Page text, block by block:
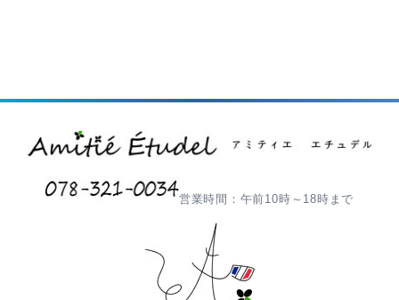
営業時間：午前10時～18時まで